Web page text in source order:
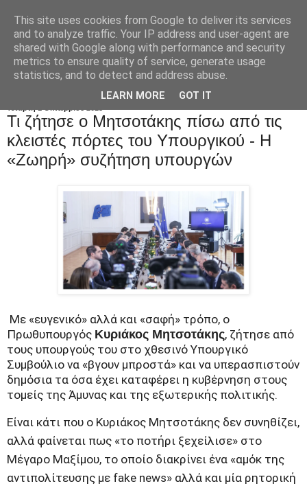
Τι ζήτησε ο Μητσοτάκης πίσω από τις
κλειστές πόρτες του Υπουργικού - H
«Zωηρή» συζήτηση υπουργών
Με «ευγενικό» αλλά και «σαφή» τρόπο, ο
Πρωθυπουργός Κυριάκος Μητσοτάκης, ζήτησε από
τους υπουργούς του στο χθεσινό Υπουργικό
Συμβούλιο να «βγουν μπροστά» και να υπερασπιστούν
δημόσια τα όσα έχει καταφέρει η κυβέρνηση στους
τομείς της Άμυνας και της εξωτερικής πολιτικής.
Είναι κάτι που ο Κυριάκος Μητσοτάκης δεν συνηθίζει,
αλλά φαίνεται πως «το ποτήρι ξεχείλισε» στο
Μέγαρο Μαξίμου, το οποίο διακρίνει ένα «αμόκ της
αντιπολίτευσης με fake news» αλλά και μία ρητορική
This site uses cookies from Google to deliver its services
and to analyze traffic. Your IP address and user-agent are
shared with Google along with performance and security
metrics to ensure quality of service, generate usage
statistics, and to detect and address abuse.
LEARN MORE GOT IT